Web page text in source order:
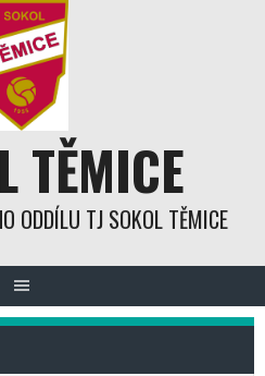
TĚMICE
ODDÍLU TJ SOKOL TĚMICE